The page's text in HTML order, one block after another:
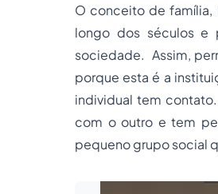
O conceito de família,
longo dos séculos e
sociedade. Assim,
porque esta é a
individual tem
com o outro e tem
pequeno grupo social